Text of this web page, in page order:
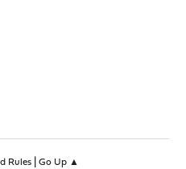
Rules| Go Up ▲